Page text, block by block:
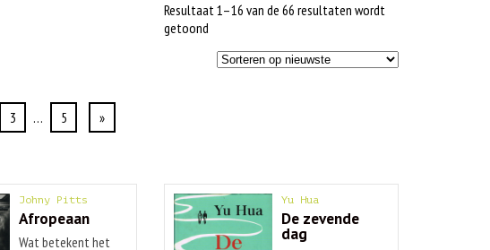
Resultaat 1–16 van de 66 resultaten wordt
getoondGesorteerd
nieuwste
3 … 5 »
Johny Pitts
Afropeaan
Wat betekent het
Yu Hua
De zevende
dag